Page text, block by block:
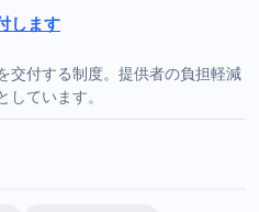
します
交付する制度。提供者の負担軽減
しています。